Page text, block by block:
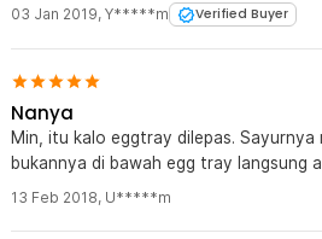
03 Jan 2019, Y*****m Verified Buyer
Nanya
Min, itu kalo eggtray dilepas. Sayurnya
bukannya di bawah egg tray langsung
13 Feb 2018, U*****m